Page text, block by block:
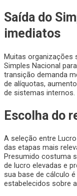
Saída do
imediatos
Muitas organizações
Simples Nacional
transição demanda
de alíquotas,
de sistemas internos.
Escolha do
A seleção entre
das etapas mais
Presumido costuma
de lucro elevadas e
sua base de cálculo
estabelecidos sobre